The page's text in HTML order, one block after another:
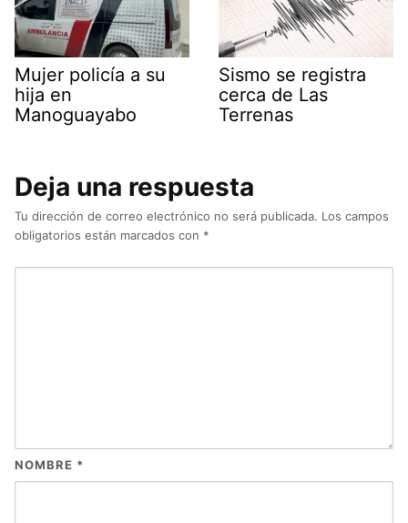
Mujer policía a su
hija en
Manoguayabo
Sismo se registra
cerca de Las
Terrenas
Deja una respuesta
Tu dirección de correo electrónico no será publicada. Los campos
obligatorios están marcados con *
NOMBRE *